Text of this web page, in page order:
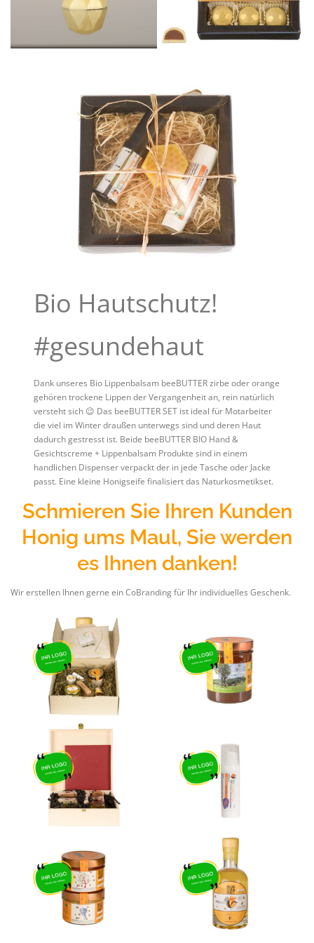
Bio Hautschutz!
#gesundehaut
Dank unseres Bio Lippenbalsam beeBUTTER zirbe oder orange
gehören trockene Lippen der Vergangenheit an, rein natürlich
versteht sich 😉 Das beeBUTTER SET ist ideal für Motarbeiter
die viel im Winter draußen unterwegs sind und deren Haut
dadurch gestresst ist. Beide beeBUTTER BIO Hand &
Gesichtscreme + Lippenbalsam Produkte sind in einem
handlichen Dispenser verpackt der in jede Tasche oder Jacke
passt. Eine kleine Honigseife finalisiert das Naturkosmetikset.
Schmieren Sie Ihren Kunden
Honig ums Maul, Sie werden
es Ihnen danken!
Wir erstellen Ihnen gerne ein CoBranding für Ihr individuelles Geschenk.